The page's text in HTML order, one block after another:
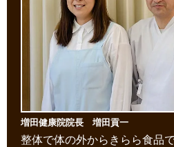
増田健康院院長 増田貢一
整体で体の外からきらら食品